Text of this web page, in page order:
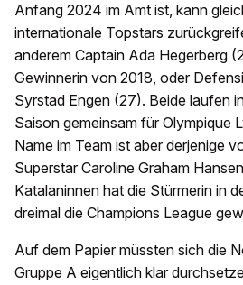
Anfang 2024 im Amt ist, kann
internationale Topstars
anderem Captain Ada Hegerberg
Gewinnerin von 2018, oder
Syrstad Engen (27). Beide laufen
Saison gemeinsam für Olympique
Name im Team ist aber derjenige
Superstar Caroline Graham
Katalaninnen hat die Stürmerin in
dreimal die Champions League
Auf dem Papier müssten sich die
Gruppe A eigentlich klar